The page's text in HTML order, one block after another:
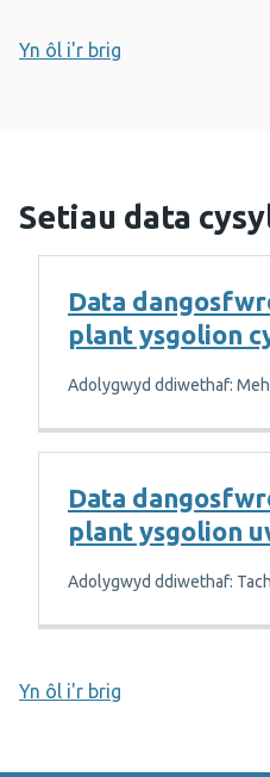
Yn ôl i'r brig
Setiau data
Data
plant ysgolion
Adolygwyd ddiwethaf:
Data
plant ysgolion
Adolygwyd ddiwethaf:
Yn ôl i'r brig